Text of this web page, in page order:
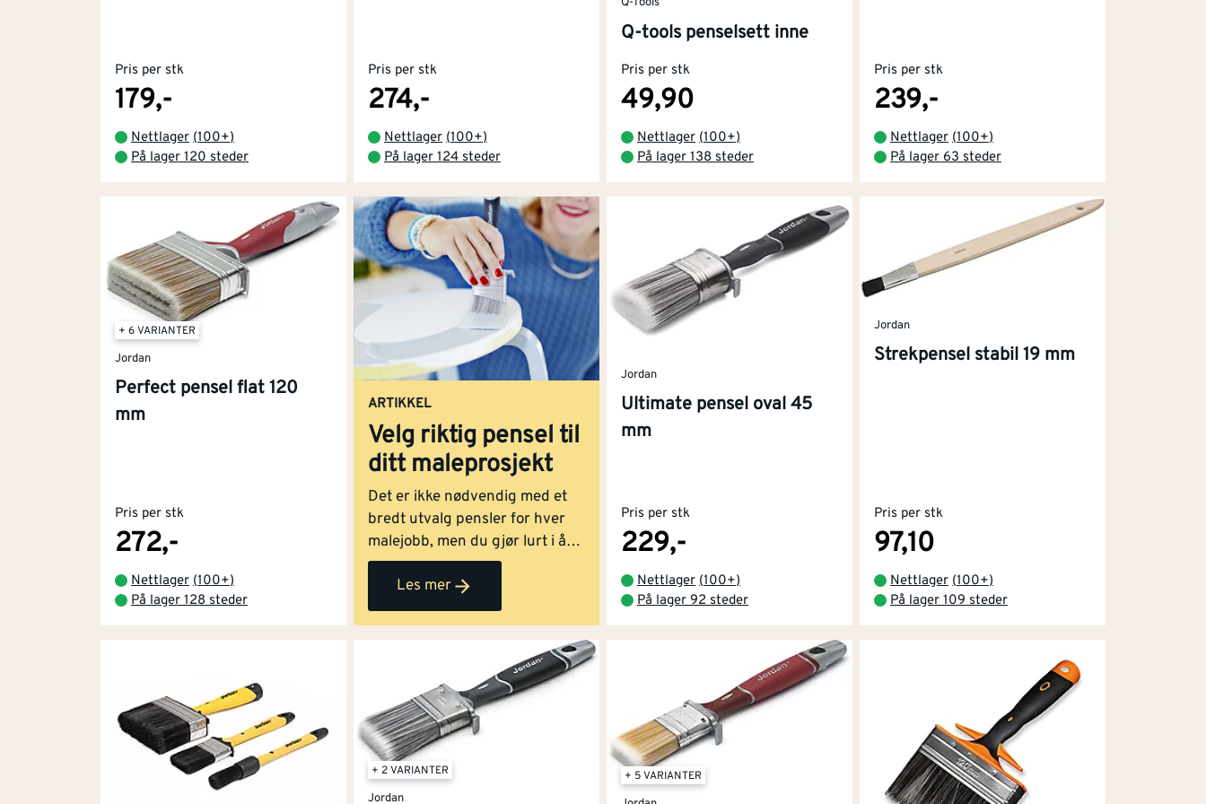
Pris per stk
179,-
Nettlager (100+)
På lager 120 steder
Pris per stk
274,-
Nettlager (100+)
På lager 124 steder
Q-Tools
Q-tools penselsett inne
Pris per stk
49,90
Nettlager (100+)
På lager 138 steder
Pris per stk
239,-
Nettlager (100+)
På lager 63 steder
+ 6 VARIANTER
Jordan
Perfect pensel flat 120
mm
Pris per stk
272,-
Nettlager (100+)
På lager 128 steder
ARTIKKEL
Velg riktig pensel til
ditt maleprosjekt
Det er ikke nødvendig med et
bredt utvalg pensler for hver
malejobb, men du gjør lurt i å
velge riktig pensel for jobben
du skal i gang med. På samme
måte som med maleruller,
finnes det pensler med ulike
forskjellige bruksområder. Med
riktig pensel går både arbeidet
lettere unna og sluttresultatet
blir bedre.
Les mer
Jordan
Ultimate pensel oval 45
mm
Pris per stk
229,-
Nettlager (100+)
På lager 92 steder
Jordan
Strekpensel stabil 19 mm
Pris per stk
97,10
Nettlager (100+)
På lager 109 steder
+ 2 VARIANTER
Jordan
+ 5 VARIANTER